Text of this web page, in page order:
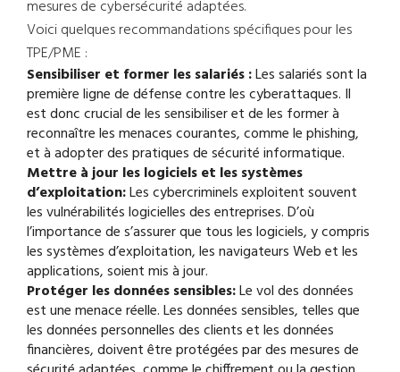
mesures de cybersécurité adaptées.
Voici quelques recommandations spécifiques pour les
TPE/PME :
Sensibiliser et former les salariés :Les salariés sont la
première ligne de défense contre les cyberattaques. Il
est donc crucial de les sensibiliser et de les former à
reconnaître les menaces courantes, comme le phishing,
et à adopter des pratiques de sécurité informatique.
Mettre à jour les logiciels et les systèmes
d’exploitation:Les cybercriminels exploitent souvent
les vulnérabilités logicielles des entreprises. D’où
l’importance de s’assurer que tous les logiciels, y compris
les systèmes d’exploitation, les navigateurs Web et les
applications, soient mis à jour.
Protéger les données sensibles:Le vol des données
est une menace réelle. Les données sensibles, telles que
les données personnelles des clients et les données
financières, doivent être protégées par des mesures de